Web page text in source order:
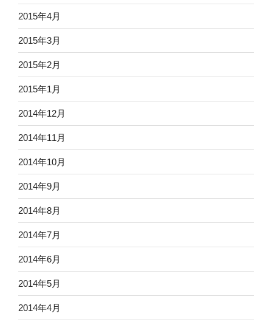
2015年4月
2015年3月
2015年2月
2015年1月
2014年12月
2014年11月
2014年10月
2014年9月
2014年8月
2014年7月
2014年6月
2014年5月
2014年4月